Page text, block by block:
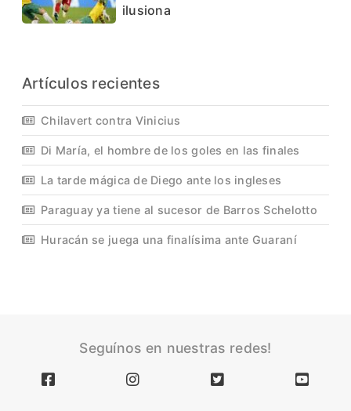
ilusiona
Artículos recientes
Chilavert contra Vinicius
Di María, el hombre de los goles en las finales
La tarde mágica de Diego ante los ingleses
Paraguay ya tiene al sucesor de Barros Schelotto
Huracán se juega una finalísima ante Guaraní
Seguínos en nuestras redes!